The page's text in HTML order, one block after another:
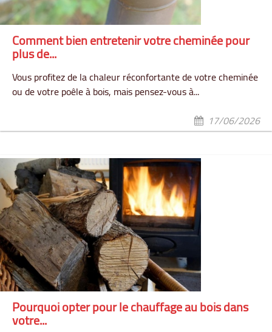
Comment bien entretenir votre cheminée pour
plus de...
Vous profitez de la chaleur réconfortante de votre cheminée
ou de votre poêle à bois, mais pensez-vous à...
17/06/2026
Pourquoi opter pour le chauffage au bois dans
votre...